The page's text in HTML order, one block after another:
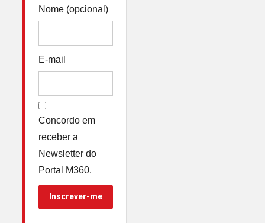
Nome (opcional)
E-mail
Concordo em
receber a
Newsletter do
Portal M360.
Inscrever-me